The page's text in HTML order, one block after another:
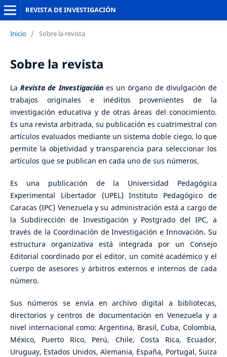
REVISTA DE INVESTIGACIÓN
Inicio / Sobre la revista
Sobre la revista
LaRevista de Investigaciónes un órgano de divulgación de
trabajos originales e inéditos provenientes de la
investigación educativa y de otras áreas del conocimiento.
Es una revista arbitrada, su publicación es cuatrimestral con
artículos evaluados mediante un sistema doble ciego, lo que
permite la objetividad y transparencia para seleccionar los
artículos que se publican en cada uno de sus números.
Es una publicación de la Universidad Pedagógica
Experimental Libertador (UPEL) Instituto Pedagógico de
Caracas (IPC) Venezuela y su administración está a cargo de
la Subdirección de Investigación y Postgrado del IPC, a
través de la Coordinación de Investigación e Innovación. Su
estructura organizativa está integrada por un Consejo
Editorial coordinado por el editor, un comité académico y el
cuerpo de asesores y árbitros externos e internos de cada
número.
Sus números se envía en archivo digital a bibliotecas,
directorios y centros de documentación en Venezuela y a
nivel internacional como: Argentina, Brasil, Cuba, Colombia,
México, Puerto Rico, Perú, Chile, Costa Rica, Ecuador,
Uruguay, Estados Unidos, Alemania, España, Portugal, Suiza